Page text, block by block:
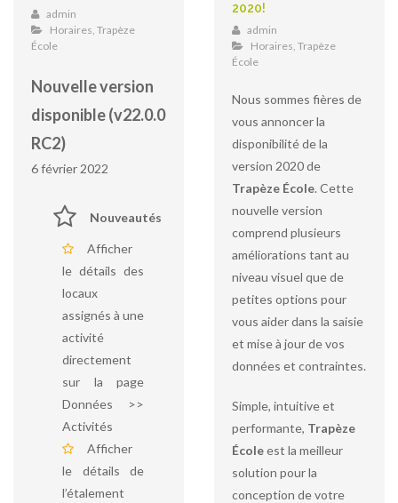
admin
Horaires, Trapèze
École
Nouvelle version
disponible (v22.0.0
RC2)
6 février 2022
Nouveautés
Afficher
le détails des
locaux
assignés à une
activité
directement
sur la page
Données >>
Activités
Afficher
le détails de
l’étalement
2020!
admin
Horaires, Trapèze
École
Nous sommes fières de
vous annoncer la
disponibilité de la
version 2020 de
Trapèze École. Cette
nouvelle version
comprend plusieurs
améliorations tant au
niveau visuel que de
petites options pour
vous aider dans la saisie
et mise à jour de vos
données et contraintes.
Simple, intuitive et
performante, Trapèze
Écoleest la meilleur
solution pour la
conception de votre